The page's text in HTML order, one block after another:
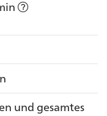
und gesamtes